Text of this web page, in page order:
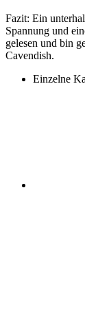
Fazit: Ein
Spannung und
gelesen und bin
Cavendish.
Einzelne